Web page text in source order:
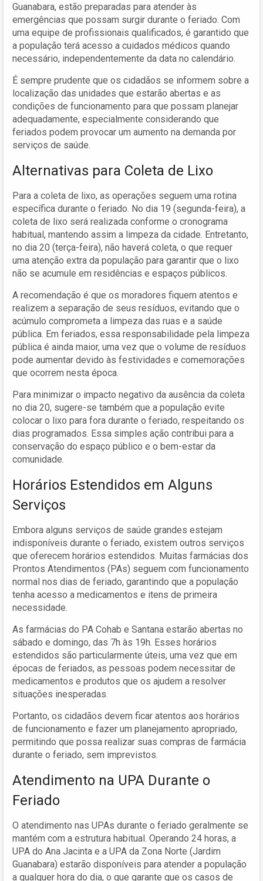
Guanabara, estão preparadas para atender às
emergências que possam surgir durante o feriado. Com
uma equipe de profissionais qualificados, é garantido que
a população terá acesso a cuidados médicos quando
necessário, independentemente da data no calendário.
É sempre prudente que os cidadãos se informem sobre a
localização das unidades que estarão abertas e as
condições de funcionamento para que possam planejar
adequadamente, especialmente considerando que
feriados podem provocar um aumento na demanda por
serviços de saúde.
Alternativas para Coleta de Lixo
Para a coleta de lixo, as operações seguem uma rotina
específica durante o feriado. No dia 19 (segunda-feira), a
coleta de lixo será realizada conforme o cronograma
habitual, mantendo assim a limpeza da cidade. Entretanto,
no dia 20 (terça-feira), não haverá coleta, o que requer
uma atenção extra da população para garantir que o lixo
não se acumule em residências e espaços públicos.
A recomendação é que os moradores fiquem atentos e
realizem a separação de seus resíduos, evitando que o
acúmulo comprometa a limpeza das ruas e a saúde
pública. Em feriados, essa responsabilidade pela limpeza
pública é ainda maior, uma vez que o volume de resíduos
pode aumentar devido às festividades e comemorações
que ocorrem nesta época.
Para minimizar o impacto negativo da ausência da coleta
no dia 20, sugere-se também que a população evite
colocar o lixo para fora durante o feriado, respeitando os
dias programados. Essa simples ação contribui para a
conservação do espaço público e o bem-estar da
comunidade.
Horários Estendidos em Alguns
Serviços
Embora alguns serviços de saúde grandes estejam
indisponíveis durante o feriado, existem outros serviços
que oferecem horários estendidos. Muitas farmácias dos
Prontos Atendimentos (PAs) seguem com funcionamento
normal nos dias de feriado, garantindo que a população
tenha acesso a medicamentos e itens de primeira
necessidade.
As farmácias do PA Cohab e Santana estarão abertas no
sábado e domingo, das 7h às 19h. Esses horários
estendidos são particularmente úteis, uma vez que em
épocas de feriados, as pessoas podem necessitar de
medicamentos e produtos que os ajudem a resolver
situações inesperadas.
Portanto, os cidadãos devem ficar atentos aos horários
de funcionamento e fazer um planejamento apropriado,
permitindo que possa realizar suas compras de farmácia
durante o feriado, sem imprevistos.
Atendimento na UPA Durante o
Feriado
O atendimento nas UPAs durante o feriado geralmente se
mantém com a estrutura habitual. Operando 24 horas, a
UPA do Ana Jacinta e a UPA da Zona Norte (Jardim
Guanabara) estarão disponíveis para atender a população
a qualquer hora do dia, o que garante que os casos de